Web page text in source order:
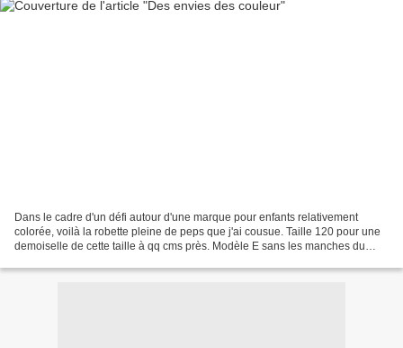
Dans le cadre d'un défi autour d'une marque pour enfants relativement
colorée, voilà la robette pleine de peps que j'ai cousue. Taille 120 pour une
demoiselle de cette taille à qq cms près. Modèle E sans les manches du